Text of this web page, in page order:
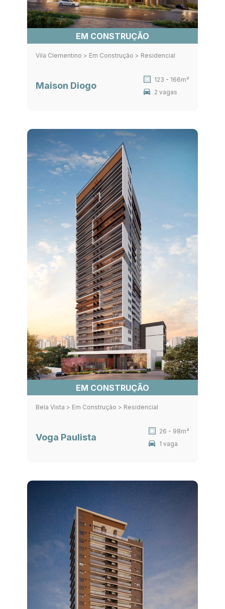
EM CONSTRUÇÃO
Vila Clementino > Em Construção > Residencial
Maison Diogo
123 - 166m²
2 vagas
EM CONSTRUÇÃO
Bela Vista > Em Construção > Residencial
Voga Paulista
26 - 98m²
1 vaga